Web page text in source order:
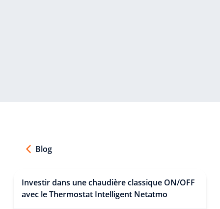
Blog
Investir dans une chaudière classique ON/OFF
avec le Thermostat Intelligent Netatmo